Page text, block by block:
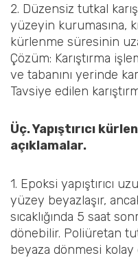
2. Düzensiz tutkal
yüzeyin kurumasına,
kürlenme süresinin
Çözüm: Karıştırma
ve tabanını yerinde
Tavsiye edilen
Üç. Yapıştırıcı
açıklamalar.
1. Epoksi yapıştırıcı
yüzey beyazlaşır,
sıcaklığında 5 saat
dönebilir. Poliüretan
beyaza dönmesi kolay